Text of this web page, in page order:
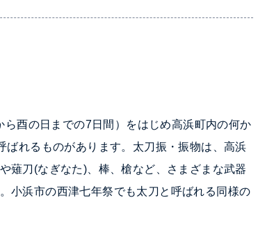
ら酉の日までの7日間）をはじめ高浜町内の何か
ばれるものがあります。太刀振・振物は、高浜
薙刀 (なぎなた)、棒、槍など、さまざまな武器
小浜市の西津七年祭でも太刀と呼ばれる同様の